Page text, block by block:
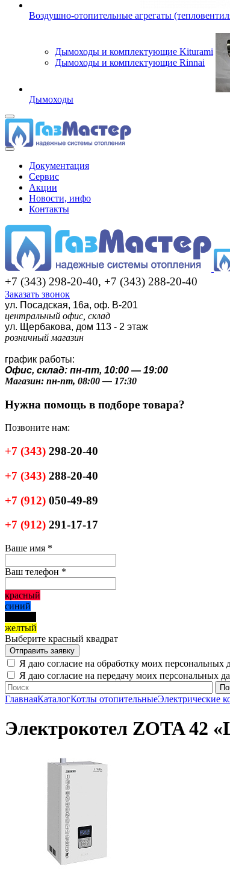
Воздушно-отопительные агрегаты
Дымоходы и комплектующие Kiturami
Дымоходы и комплектующие Rinnai
Дымоходы
Документация
Сервис
Акции
Новости, инфо
Контакты
+7 (343) 298-20-40, +7 (343) 288-20-40
Заказать звонок
ул. Посадская, 16а, оф. В-201
центральный офис, склад
ул. Щербакова, дом 113 - 2 этаж
розничный магазин
график работы:
Офис, склад: пн-пт, 10:00 — 19:00
Магазин: пн-пт, 08:00 — 17:30
Нужна помощь в подборе товара?
Позвоните нам:
+7 (343) 298-20-40
+7 (343) 288-20-40
+7 (912) 050-49-89
+7 (912) 291-17-17
Ваше имя *
Ваш телефон *
красный
синий
желтый
Выберите красный квадрат
Я даю согласие на обработку моих персональных
Я даю согласие на передачу моих персональных
ГлавнаяКаталогКотлы отопительныеЭлектрические
Электрокотел ZOTA 42